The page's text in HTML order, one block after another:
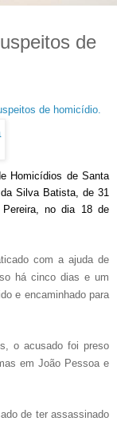
de
de homicídio.
Homicídios de Santa
Silva Batista, de 31
no dia 18 de
com a ajuda de
há cinco dias e um
e encaminhado para
o acusado foi preso
em João Pessoa e
de ter assassinado